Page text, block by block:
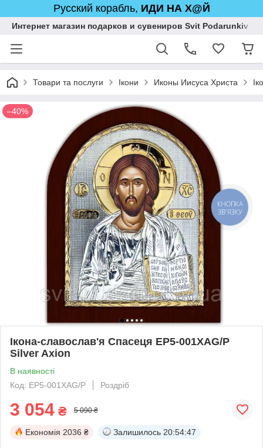
Русский корабль, ИДИ НА Х@Й
Интернет магазин подарков и сувениров Svit Podarunkiv
Товари та послуги Ікони Иконы Иисуса Христа
–40%
Ікона-славослав'я Спасеця EP5-001XAG/P
Silver Axion
В наявності
Код: EP5-001XAG/P
Роздріб
3 054 ₴ 5 090 ₴
Економія 2036 ₴ Залишилось 20:54:47
КНОПКА
ЗВ'ЯЗКУ